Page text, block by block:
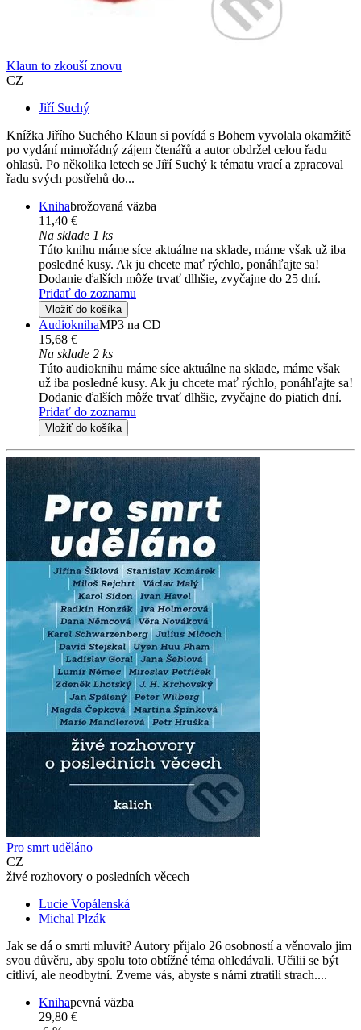
Klaun to zkouší znovu
CZ
Jiří Suchý
Knížka Jiřího Suchého Klaun si povídá s Bohem vyvolala okamžitě
po vydání mimořádný zájem čtenářů a autor obdržel celou řadu
ohlasů. Po několika letech se Jiří Suchý k tématu vrací a zpracoval
řadu svých postřehů do...
Knihabrožovaná väzba
11,40 €
Na sklade 1 ks
Túto knihu máme síce aktuálne na sklade, máme však už iba
posledné kusy. Ak ju chcete mať rýchlo, ponáhľajte sa!
Dodanie ďalších môže trvať dlhšie, zvyčajne do 25 dní.
Pridať do zoznamu
Vložiť do košíka
AudioknihaMP3 na CD
15,68 €
Na sklade 2 ks
Túto audioknihu máme síce aktuálne na sklade, máme však
už iba posledné kusy. Ak ju chcete mať rýchlo, ponáhľajte sa!
Dodanie ďalších môže trvať dlhšie, zvyčajne do piatich dní.
Pridať do zoznamu
Vložiť do košíka
Pro smrt uděláno
CZ
živé rozhovory o posledních věcech
Lucie Vopálenská
Michal Plzák
Jak se dá o smrti mluvit? Autory přijalo 26 osobností a věnovalo jim
svou důvěru, aby spolu toto obtížné téma ohledávali. Učilii se být
citliví, ale neodbytní. Zveme vás, abyste s námi ztratili strach....
Knihapevná väzba
29,80 €